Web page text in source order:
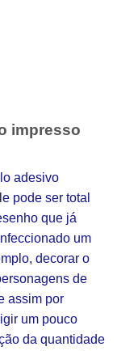
impresso
adesivo
pode ser total
que já
um
decorar o
de
assim por
um pouco
da quantidade